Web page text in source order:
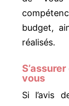
budget,
réalisés.
vous
Si l’avis